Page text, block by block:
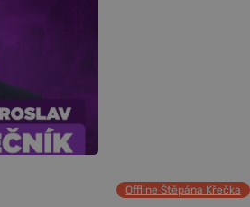
Offline Štěpána Křečka